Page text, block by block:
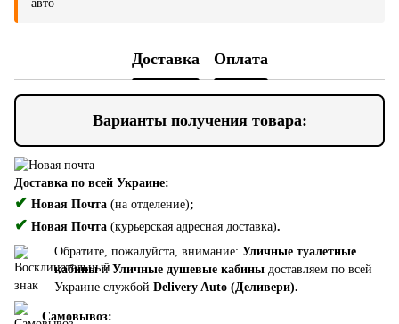
Доставка Оплата
Варианты получения товара:
Доставка по всей Украине:
✔ Новая Почта (на отделение);
✔ Новая Почта (курьерская адресная доставка).
Обратите, пожалуйста, внимание: Уличные туалетные
кабиныи Уличные душевые кабины доставляем по всей
Украине службой Delivery Auto (Деливери).
Самовывоз: